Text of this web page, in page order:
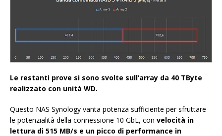
Le restanti prove si sono svolte sull’array da 40 TByte
realizzato con unità WD.
Questo NAS Synology vanta potenza sufficiente per sfruttare
le potenzialità della connessione 10 GbE, con velocità in
lettura di 515 MB/s e un picco di performance in